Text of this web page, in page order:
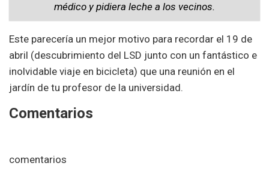
médico y pidiera leche a los vecinos.
Este parecería un mejor motivo para recordar el 19 de
abril (descubrimiento del LSD junto con un fantástico e
inolvidable viaje en bicicleta) que una reunión en el
jardín de tu profesor de la universidad.
Comentarios
comentarios